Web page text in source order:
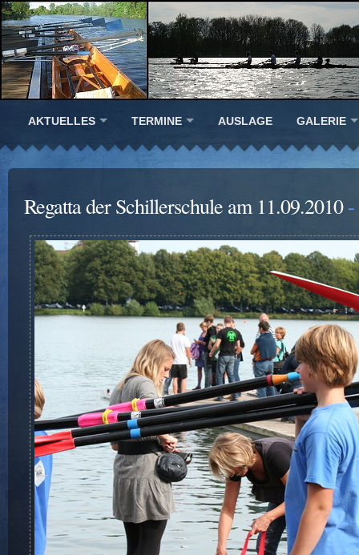
AKTUELLES TERMINE AUSLAGE GALERIE
Regatta der Schillerschule am 11.09.2010-